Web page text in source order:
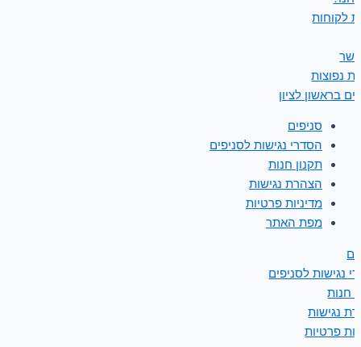
לקוחות
נפוצות
בראשון לציון
סניפים
הסדרי נגישות לסניפים
תקנון חנות
הצהרת נגישות
מדיניות פרטיות
מפת האתר
נגישות לסניפים
חנות
נגישות
פרטיות